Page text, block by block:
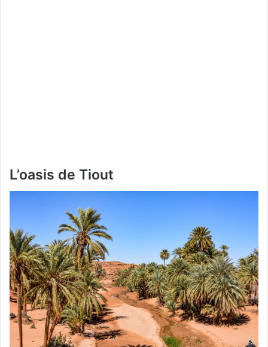
L’oasis de Tiout